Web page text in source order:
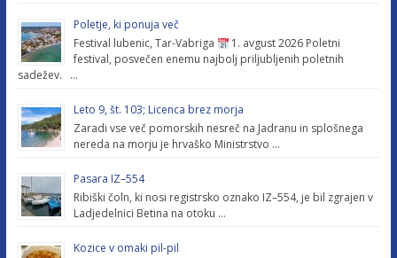
Poletje, ki ponuja več
Festival lubenic, Tar-Vabriga
1. avgust 2026 Poletni
festival, posvečen enemu najbolj priljubljenih poletnih
sadežev. …
Leto 9, št. 103; Licenca brez morja
Zaradi vse več pomorskih nesreč na Jadranu in splošnega
nereda na morju je hrvaško Ministrstvo …
Pasara IZ–554
Ribiški čoln, ki nosi registrsko oznako IZ–554, je bil zgrajen v
Ladjedelnici Betina na otoku …
Kozice v omaki pil-pil